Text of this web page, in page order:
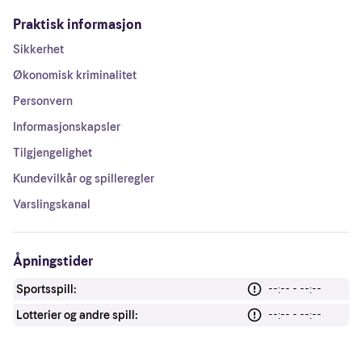
Praktisk informasjon
Sikkerhet
Økonomisk kriminalitet
Personvern
Informasjonskapsler
Tilgjengelighet
Kundevilkår og spilleregler
Varslingskanal
Åpningstider
Sportsspill:
--:-- - --:--
Lotterier og andre spill:
--:-- - --:--